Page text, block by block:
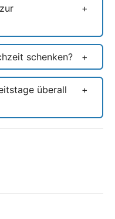
schenken?
überall